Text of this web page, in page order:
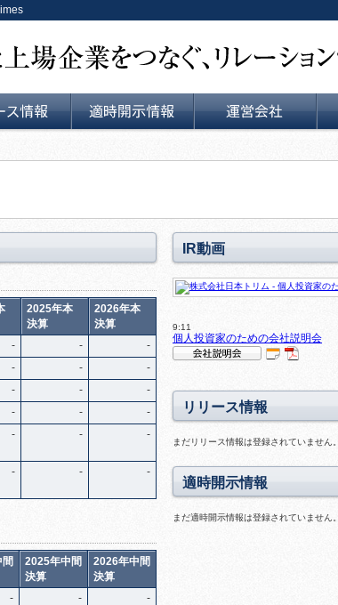
2025年本
決算
2026年本
決算
- -
-
- -
-
- -
-
- -
-
- - -
- - -
2025年中間
決算
2026年中間
決算
- -
-
IR動画
9:11
個人投資家のための会社説明会
動
画
ス
ラ
ド
あ
り
DF
料
り
リリース情報
まだリリース情報は登録されていません。
適時開示情報
まだ適時開示情報は登録されていません。